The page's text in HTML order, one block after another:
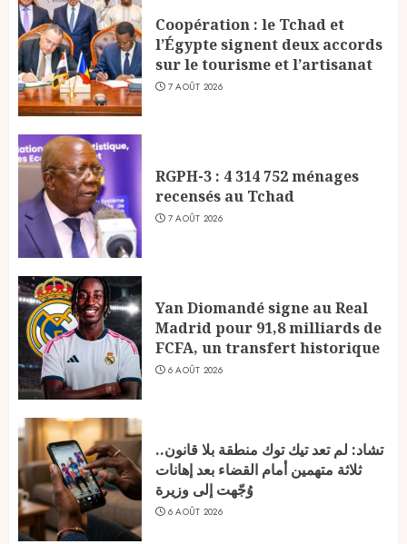
Coopération : le Tchad et
l’Égypte signent deux accords
sur le tourisme et l’artisanat
7 AOÛT 2026
RGPH-3 : 4 314 752 ménages
recensés au Tchad
7 AOÛT 2026
Yan Diomandé signe au Real
Madrid pour 91,8 milliards de
FCFA, un transfert historique
6 AOÛT 2026
تشاد: لم تعد تيك توك منطقة بلا قانون..
ثلاثة متهمين أمام القضاء بعد إهانات
وُجّهت إلى وزيرة
6 AOÛT 2026